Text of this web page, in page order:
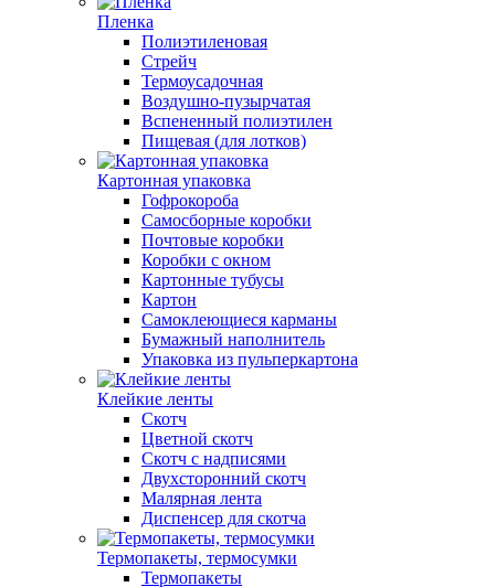
Пленка
Полиэтиленовая
Стрейч
Термоусадочная
Воздушно-пузырчатая
Вспененный полиэтилен
Пищевая (для лотков)
Картонная упаковка
Гофрокороба
Самосборные коробки
Почтовые коробки
Коробки с окном
Картонные тубусы
Картон
Самоклеющиеся карманы
Бумажный наполнитель
Упаковка из пульперкартона
Клейкие ленты
Скотч
Цветной скотч
Скотч с надписями
Двухсторонний скотч
Малярная лента
Диспенсер для скотча
Термопакеты, термосумки
Термопакеты